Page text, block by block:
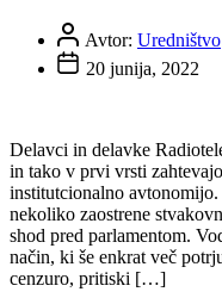
Avtor: Uredništvo
20 junija, 2022
Delavci in delavke
in tako v prvi vrsti
institutcionalno avtonomijo.
nekoliko zaostrene
shod pred parlamentom.
način, ki še enkrat več
cenzuro, pritiski […]